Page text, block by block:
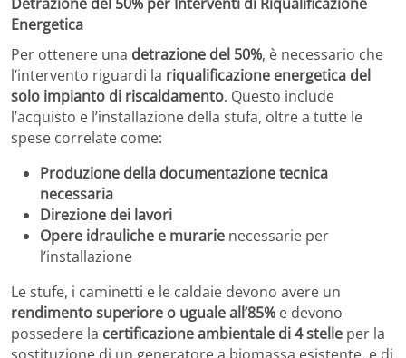
Energetica
Per ottenere una detrazione del 50%, è necessario che
l’intervento riguardi la riqualificazione energetica del
solo impianto di riscaldamento. Questo include
l’acquisto e l’installazione della stufa, oltre a tutte le
spese correlate come:
Produzione della documentazione tecnica
necessaria
Direzione dei lavori
Opere idrauliche e murarie necessarie per
l’installazione
Le stufe, i caminetti e le caldaie devono avere un
rendimento superiore o uguale all’85% e devono
possedere la certificazione ambientale di 4 stelle per la